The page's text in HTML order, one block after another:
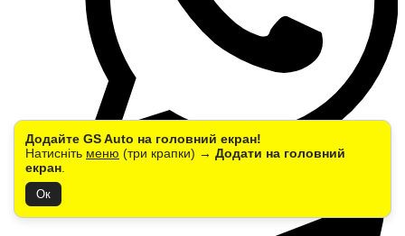
Додайте GS Auto на головний екран!
Натисніть меню (три крапки) → Додати на головний
екран
Ок